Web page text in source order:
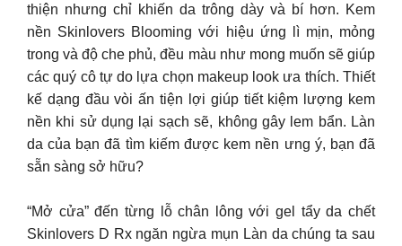
thiện nhưng chỉ khiến da trông dày và bí hơn. Kem
nền Skinlovers Blooming với hiệu ứng lì mịn, mỏng
trong và độ che phủ, đều màu như mong muốn sẽ giúp
các quý cô tự do lựa chọn makeup look ưa thích. Thiết
kế dạng đầu vòi ấn tiện lợi giúp tiết kiệm lượng kem
nền khi sử dụng lại sạch sẽ, không gây lem bẩn. Làn
da của bạn đã tìm kiếm được kem nền ưng ý, bạn đã
sẵn sàng sở hữu?
“Mở cửa” đến từng lỗ chân lông với gel tẩy da chết
Skinlovers D Rx ngăn ngừa mụn Làn da chúng ta sau